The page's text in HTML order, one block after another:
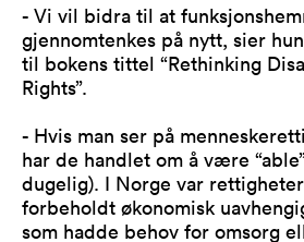
- Vi vil bidra til at
gjennomtenkes på nytt, sier
til bokens tittel “Rethinking
Rights”.
- Hvis man ser på
har de handlet om å være
dugelig). I Norge var
forbeholdt økonomisk
som hadde behov for omsorg